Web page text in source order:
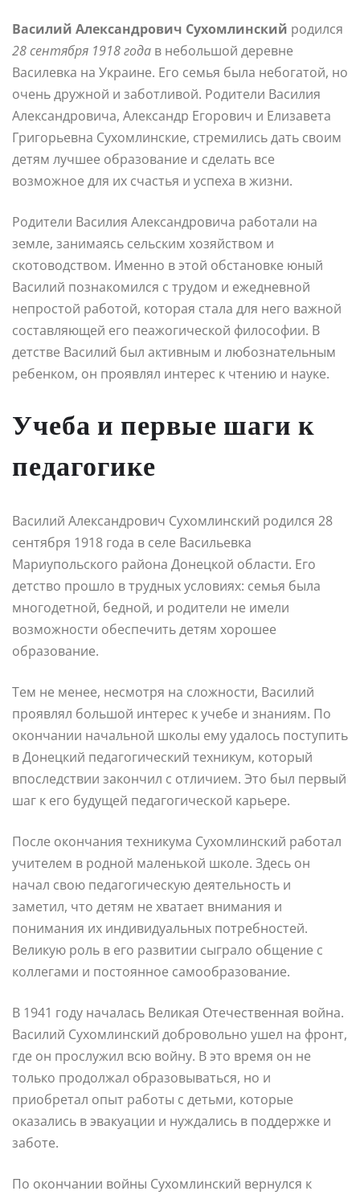
Василий Александрович Сухомлинский родился
28 сентября 1918 года в небольшой деревне
Василевка на Украине. Его семья была небогатой, но
очень дружной и заботливой. Родители Василия
Александровича, Александр Егорович и Елизавета
Григорьевна Сухомлинские, стремились дать своим
детям лучшее образование и сделать все
возможное для их счастья и успеха в жизни.
Родители Василия Александровича работали на
земле, занимаясь сельским хозяйством и
скотоводством. Именно в этой обстановке юный
Василий познакомился с трудом и ежедневной
непростой работой, которая стала для него важной
составляющей его пеажогической философии. В
детстве Василий был активным и любознательным
ребенком, он проявлял интерес к чтению и науке.
Учеба и первые шаги к
педагогике
Василий Александрович Сухомлинский родился 28
сентября 1918 года в селе Васильевка
Мариупольского района Донецкой области. Его
детство прошло в трудных условиях: семья была
многодетной, бедной, и родители не имели
возможности обеспечить детям хорошее
образование.
Тем не менее, несмотря на сложности, Василий
проявлял большой интерес к учебе и знаниям. По
окончании начальной школы ему удалось поступить
в Донецкий педагогический техникум, который
впоследствии закончил с отличием. Это был первый
шаг к его будущей педагогической карьере.
После окончания техникума Сухомлинский работал
учителем в родной маленькой школе. Здесь он
начал свою педагогическую деятельность и
заметил, что детям не хватает внимания и
понимания их индивидуальных потребностей.
Великую роль в его развитии сыграло общение с
коллегами и постоянное самообразование.
В 1941 году началась Великая Отечественная война.
Василий Сухомлинский добровольно ушел на фронт,
где он прослужил всю войну. В это время он не
только продолжал образовываться, но и
приобретал опыт работы с детьми, которые
оказались в эвакуации и нуждались в поддержке и
заботе.
По окончании войны Сухомлинский вернулся к